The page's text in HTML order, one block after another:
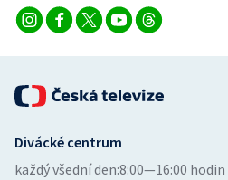
Divácké centrum
každý všední den:8:00—16:00 hodin